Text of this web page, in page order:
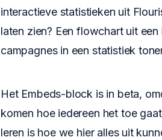
interactieve statistieken uit
laten zien? Een flowchart uit
campagnes in een statistiek
Het Embeds-block is in beta,
komen hoe iedereen het toe
leren is hoe we hier alles uit